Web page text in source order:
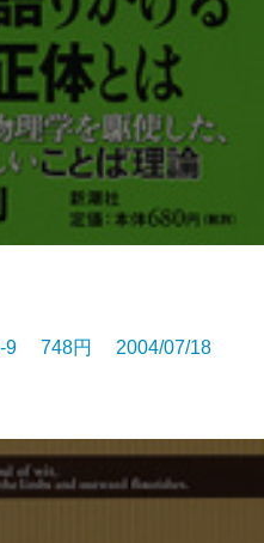
9 748円 2004/07/18